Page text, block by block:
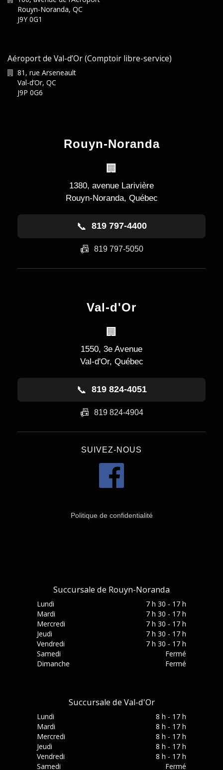
Rouyn-Noranda, QC
J9Y 0G1
Aéroport de Val-d’Or (Comptoir libre-service)
81, rue Arseneault
Val-d’Or, QC
J9P 0G6
Rouyn-Noranda
🏢
1380, avenue Larivière
Rouyn-Noranda, Québec
📞 819 797-4400
📠 819 797-5050
Val-d'Or
🏢
1550, 3e Avenue
Val-d'Or, Québec
📞 819 824-4051
📠 819 824-4904
SUIVEZ-NOUS
Politique de confidentialité
Succursale de Rouyn-Noranda
Lundi
7 h 30 - 17 h
Mardi
7 h 30 - 17 h
Mercredi
7 h 30 - 17 h
Jeudi
7 h 30 - 17 h
Vendredi
7 h 30 - 17 h
Samedi
Fermé
Dimanche
Fermé
Succursale de Val-d'Or
Lundi
8 h - 17 h
Mardi
8 h - 17 h
Mercredi
8 h - 17 h
Jeudi
8 h - 17 h
Vendredi
8 h - 17 h
Samedi
Fermé